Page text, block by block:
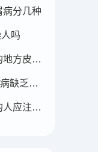
病分几种
吗
牛皮癣好后怎么会红 牛皮癣好的地方皮肤变红
银屑病缺乏什么维生素b12 银屑病缺乏什么维生素b12可以补充
牛皮癣的人应注意事项 牛皮癣的人应注意事项